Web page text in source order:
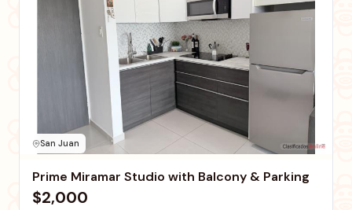
San Juan
Prime Miramar Studio with Balcony & Parking
$2,000